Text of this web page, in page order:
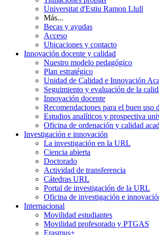
Universitat d'Estiu Ramon Llull
Más...
Becas y ayudas
Acceso
Ubicaciones y contacto
Innovación docente y calidad
Nuestro modelo pedagógico
Plan estratégico
Unidad de Calidad e Innovación
Seguimiento y evaluación de la
Innovación docente
Recomendaciones para el buen uso
Estudios analíticos y prospectiva
Oficina de ordenación y calidad
Investigación e innovación
La investigación en la URL
Ciencia abierta
Doctorado
Actividad de transferencia
Cátedras URL
Portal de investigación de la URL
Oficina de investigación e
Internacional
Movilidad estudiantes
Movilidad profesorado y PTGAS
Erasmus+